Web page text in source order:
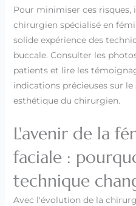
Pour minimiser ces risques,
chirurgien spécialisé en
solide expérience des
buccale. Consulter les
patients et lire les
indications précieuses sur
esthétique du chirurgien.
L'avenir de la
faciale :
technique
Avec l'évolution de la